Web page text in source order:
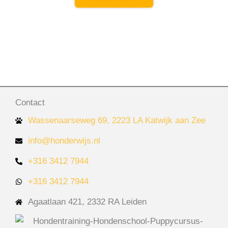
Contact
Wassenaarseweg 69, 2223 LA Katwijk aan Zee
info@honderwijs.nl
+316 3412 7944
+316 3412 7944
Agaatlaan 421, 2332 RA Leiden